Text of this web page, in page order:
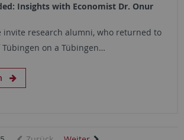
Insights with Economist Dr. Onur
invite research alumni, who returned to
on a Tübingen…